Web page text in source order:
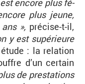
en­core plus fé­
plus jeune,
», pré­cise-t-il,
y est su­pé­rieure
: la re­la­tion
d’un cer­tain
de pres­ta­tions